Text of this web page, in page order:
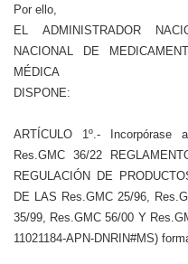
Por ello,
EL ADMINISTRADOR
NACIONAL DE
MÉDICA
DISPONE:
ARTÍCULO 1º.- Incorpórase
Res.GMC 36/22
REGULACIÓN DE
DE LAS Res.GMC 25/96,
35/99, Res.GMC 56/00 Y
11021184-APN-DNRIN#MS)